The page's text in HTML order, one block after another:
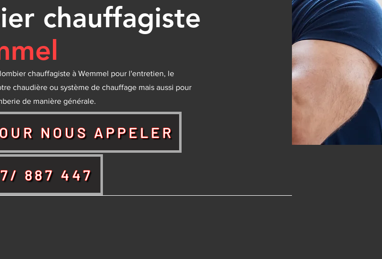
chauffagiste
chauffagiste à Wemmel pour l'entretien, le
chaudière ou système de chauffage mais aussi pour
de manière générale.
NOUS APPELER
887 447